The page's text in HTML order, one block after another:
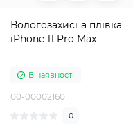
Вологозахисна плівка
iPhone 11 Pro Max
В наявності
00-00002160
0